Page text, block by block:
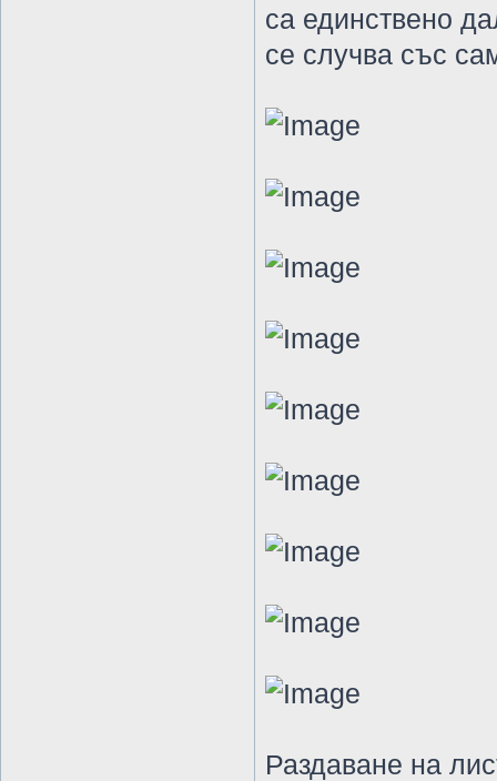
са единствено
се случва със
Раздаване на